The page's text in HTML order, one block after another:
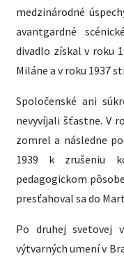
medzinárodné
avantgardné
divadlo získal v roku
Miláne a v roku 1937
Spoločenské ani
nevyvíjali šťastne. V
zomrel a následne
1939 k zrušeniu
pedagogickom
presťahoval sa do
Po druhej svetovej
výtvarných umení v